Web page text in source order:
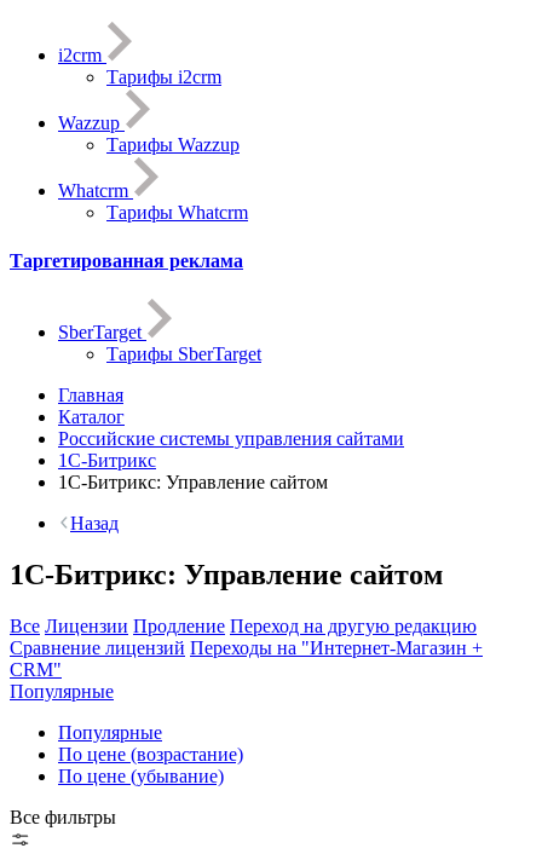
i2crm
Тарифы i2crm
Wazzup
Тарифы Wazzup
Whatcrm
Тарифы Whatcrm
Таргетированная реклама
SberTarget
Тарифы SberTarget
Главная
Каталог
Российские системы управления сайтами
1С-Битрикс
1С-Битрикc: Управление сайтом
Назад
1С-Битрикс: Управление сайтом
Все Лицензии Продление Переход на другую редакцию
Сравнение лицензий Переходы на "Интернет-Магазин +
CRM"
Популярные
Популярные
По цене (возрастание)
По цене (убывание)
Все фильтры